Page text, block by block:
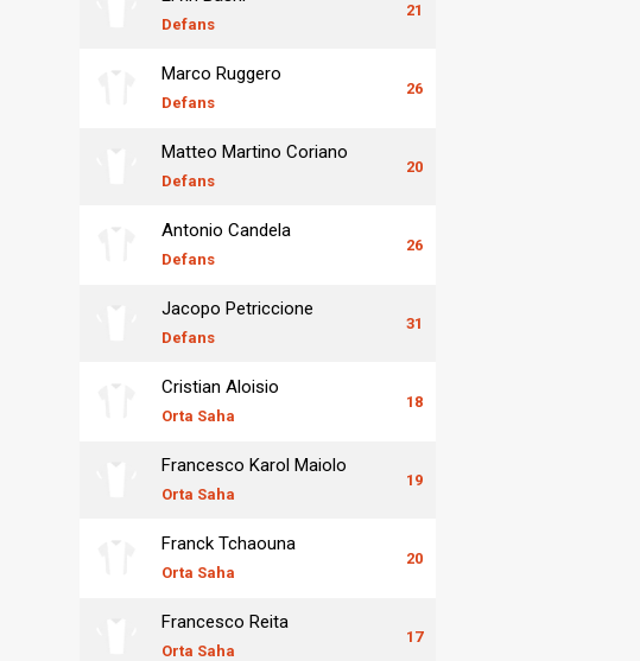
Defans
21
Marco Ruggero
Defans
26
Matteo Martino Coriano
Defans
20
Antonio Candela
Defans
26
Jacopo Petriccione
Defans
31
Cristian Aloisio
Orta Saha
18
Francesco Karol Maiolo
Orta Saha
19
Franck Tchaouna
Orta Saha
20
Francesco Reita
Orta Saha
17